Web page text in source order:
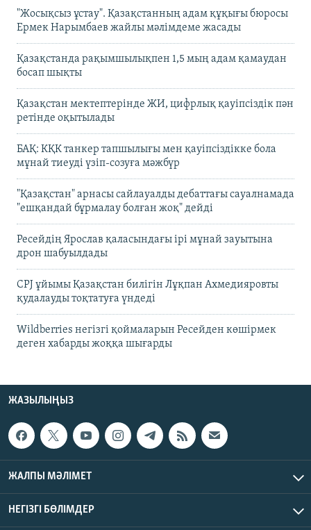
"Жосықсыз ұстау". Қазақстанның адам құқығы бюросы
Ермек Нарымбаев жайлы мәлімдеме жасады
Қазақстанда рақымшылықпен 1,5 мың адам қамаудан
босап шықты
Қазақстан мектептерінде ЖИ, цифрлық қауіпсіздік пән
ретінде оқытылады
БАҚ: КҚК танкер тапшылығы мен қауіпсіздікке бола
мұнай тиеуді үзіп-созуға мәжбүр
"Қазақстан" арнасы сайлауалды дебаттағы сауалнамада
"ешқандай бұрмалау болған жоқ" дейді
Ресейдің Ярослав қаласындағы ірі мұнай зауытына
дрон шабуылдады
CPJ ұйымы Қазақстан билігін Лұқпан Ахмедияровты
қудалауды тоқтатуға үндеді
Wildberries негізгі қоймаларын Ресейден көшірмек
деген хабарды жоққа шығарды
ЖАЗЫЛЫҢЫЗ
ЖАЛПЫ МӘЛІМЕТ
НЕГІЗГІ БӨЛІМДЕР